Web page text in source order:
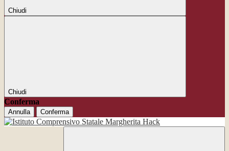
Chiudi
Chiudi
Conferma
Annulla Conferma